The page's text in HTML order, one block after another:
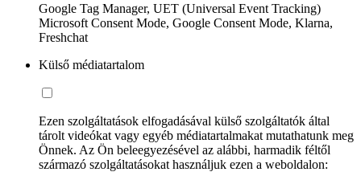
Google Tag Manager, UET (Universal Event Tracking)
Microsoft Consent Mode, Google Consent Mode, Klarna,
Freshchat
Külső médiatartalom
Ezen szolgáltatások elfogadásával külső szolgáltatók által
tárolt videókat vagy egyéb médiatartalmakat mutathatunk meg
Önnek. Az Ön beleegyezésével az alábbi, harmadik féltől
származó szolgáltatásokat használjuk ezen a weboldalon: